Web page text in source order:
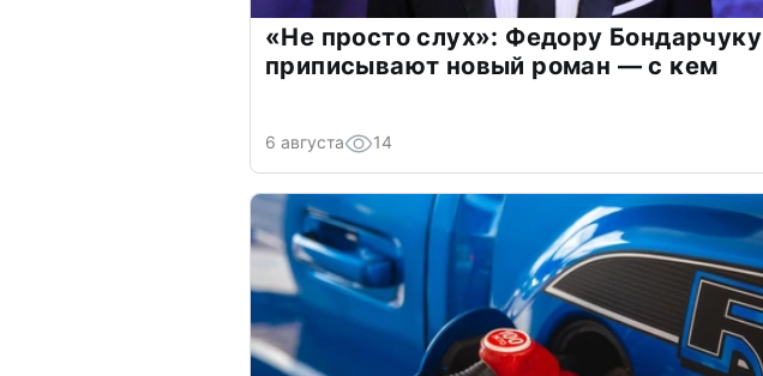
«Не просто слух»: Федору Бондарчуку
приписывают новый роман — с кем
6 августа 14